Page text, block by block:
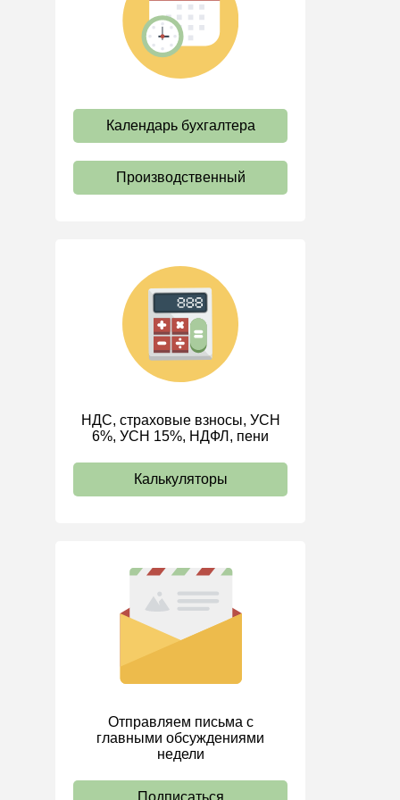
труда
Отпуск и время отдыха
Оплата труда
Ответственность и
взыскания
Пенсии
Трудовые книжки
Кадровые документы и
образцы
Персональные данные
ИП
Календарь бухгалтера
Производственный
НДС, страховые взносы, УСН
6%, УСН 15%, НДФЛ, пени
Калькуляторы
Отправляем письма с
главными обсуждениями
недели
Подписаться